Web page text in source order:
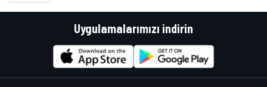
Uygulamalarımızı indirin